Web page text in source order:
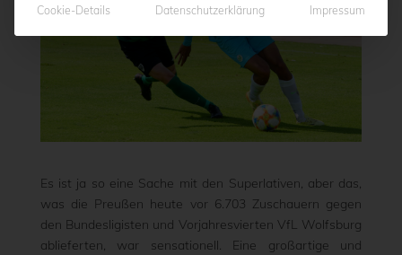
Es ist ja so eine Sache mit den Superlativen, aber das,
was die Preußen heute vor 6.703 Zuschauern gegen
den Bundesligisten und Vorjahresvierten VfL Wolfsburg
ablieferten, war sensationell. Eine großartige und
Cookie-Details Datenschutzerklärung Impressum